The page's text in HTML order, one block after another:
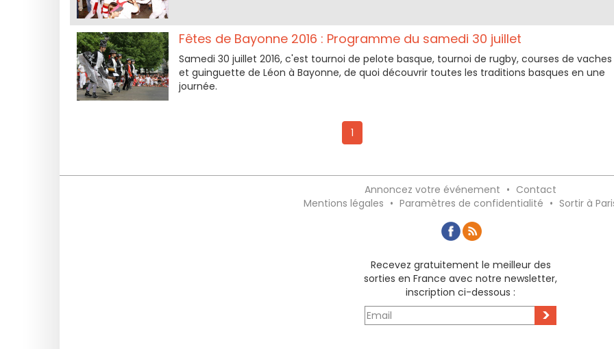
Fêtes de Bayonne 2016 : Programme du samedi 30 juillet
Samedi 30 juillet 2016, c'est tournoi de pelote basque, tournoi de rugby, courses de vaches
et guinguette de Léon à Bayonne, de quoi découvrir toutes les traditions basques en une
journée.
1
Annoncez votre événement • Contact
Mentions légales • Paramètres de confidentialité • Sortir à
Recevez gratuitement le meilleur des
sorties en France avec notre newsletter,
inscription ci-dessous :
>